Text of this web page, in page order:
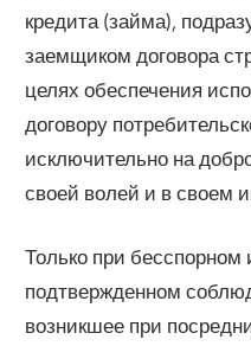
кредита (займа),
заемщиком договора
целях обеспечения
договору
исключительно на
своей волей и в своем
Только при бесспорном
подтвержденном
возникшее при